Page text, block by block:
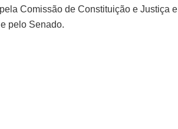
Comissão de Constituição e Justiça e
pelo Senado.